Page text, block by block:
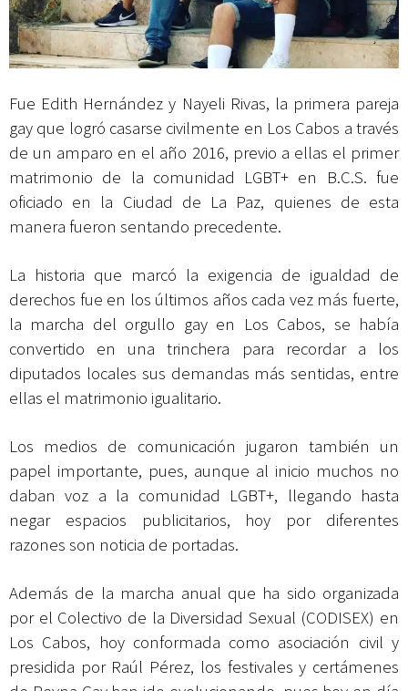
Fue Edith Hernández y Nayeli Rivas, la primera pareja
gay que logró casarse civilmente en Los Cabos a través
de un amparo en el año 2016, previo a ellas el primer
matrimonio de la comunidad LGBT+ en B.C.S. fue
oficiado en la Ciudad de La Paz, quienes de esta
manera fueron sentando precedente.
La historia que marcó la exigencia de igualdad de
derechos fue en los últimos años cada vez más fuerte,
la marcha del orgullo gay en Los Cabos, se había
convertido en una trinchera para recordar a los
diputados locales sus demandas más sentidas, entre
ellas el matrimonio igualitario.
Los medios de comunicación jugaron también un
papel importante, pues, aunque al inicio muchos no
daban voz a la comunidad LGBT+, llegando hasta
negar espacios publicitarios, hoy por diferentes
razones son noticia de portadas.
Además de la marcha anual que ha sido organizada
por el Colectivo de la Diversidad Sexual (CODISEX) en
Los Cabos, hoy conformada como asociación civil y
presidida por Raúl Pérez, los festivales y certámenes